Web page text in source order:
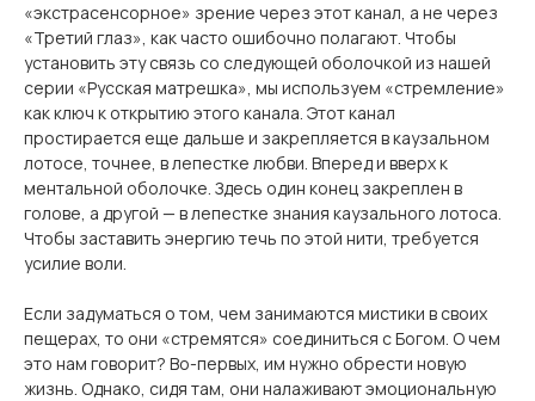
«экстрасенсорное» зрение через этот канал, а не через
«Третий глаз», как часто ошибочно полагают. Чтобы
установить эту связь со следующей оболочкой из нашей
серии «Русская матрешка», мы используем «стремление»
как ключ к открытию этого канала. Этот канал
простирается еще дальше и закрепляется в каузальном
лотосе, точнее, в лепестке любви. Вперед и вверх к
ментальной оболочке. Здесь один конец закреплен в
голове, а другой — в лепестке знания каузального лотоса.
Чтобы заставить энергию течь по этой нити, требуется
усилие воли.
Если задуматься о том, чем занимаются мистики в своих
пещерах, то они «стремятся» соединиться с Богом. О чем
это нам говорит? Во-первых, им нужно обрести новую
жизнь. Однако, сидя там, они налаживают эмоциональную